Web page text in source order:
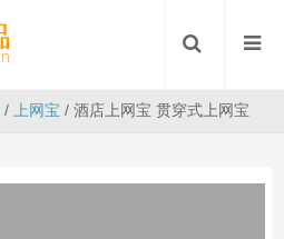
/ 上网宝 /酒店上网宝 贯穿式上网宝